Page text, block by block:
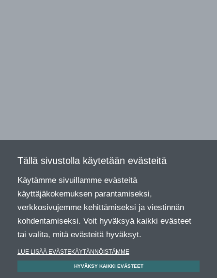
Tällä sivustolla käytetään evästeitä
Käytämme sivuillamme evästeitä
käyttäjäkokemuksen parantamiseksi,
verkkosivujemme kehittämiseksi ja viestinnän
kohdentamiseksi. Voit hyväksyä kaikki evästeet
tai valita, mitä evästeitä hyväksyt.
LUE LISÄÄ EVÄSTEKÄYTÄNNÖISTÄMME
HYVÄKSY KAIKKI EVÄSTEET